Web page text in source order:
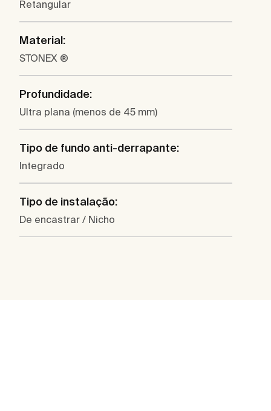
Retangular
Material:
STONEX ®
Profundidade:
Ultra plana (menos de 45 mm)
Tipo de fundo anti-derrapante:
Integrado
Tipo de instalação:
De encastrar / Nicho